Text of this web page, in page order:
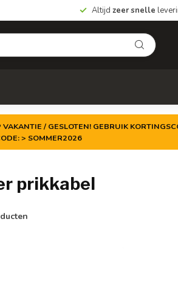
Altijd zeer snelle
/ GESLOTEN! GEBRUIK
> SOMMER2026
prikkabel